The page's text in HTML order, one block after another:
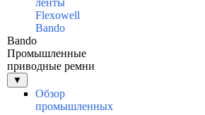
ленты
Flexowell
Bando
Bando
Промышленные
приводные ремни
▼
Обзор
промышленных